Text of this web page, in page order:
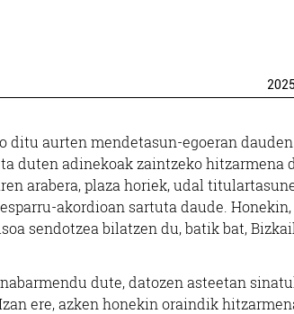
2025
ditu aurten mendetasun-egoeran dauden
duten adinekoak zaintzeko hitzarmena
arabera, plaza horiek, udal
akordioan sartuta daude. Honekin,
sendotzea bilatzen du, batik bat,
dute, datozen asteetan
ere, azken honekin oraindik